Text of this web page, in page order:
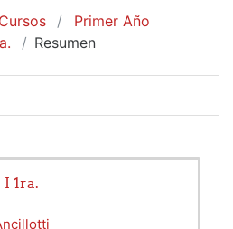
Cursos
Primer Año
Resumen
1ra.